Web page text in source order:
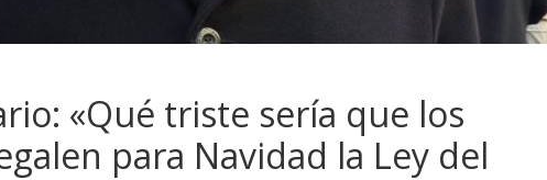
«Qué triste sería que los
para Navidad la Ley del